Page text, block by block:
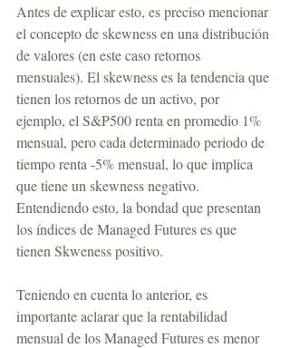
Antes de explicar esto, es preciso mencionar
el concepto de skewness en una distribución
de valores (en este caso retornos
mensuales). El skewness es la tendencia que
tienen los retornos de un activo, por
ejemplo, el S&P500 renta en promedio 1%
mensual, pero cada determinado periodo de
tiempo renta -5% mensual, lo que implica
que tiene un skewness negativo.
Entendiendo esto, la bondad que presentan
los índices de Managed Futures es que
tienen Skweness positivo.
Teniendo en cuenta lo anterior, es
importante aclarar que la rentabilidad
mensual de los Managed Futures es menor